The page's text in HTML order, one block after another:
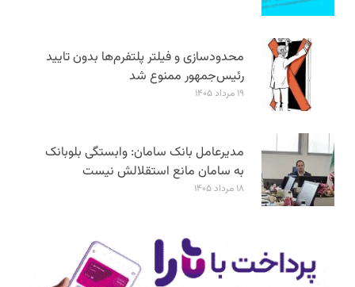
محدودسازی و فیلتر پلتفرم‌ها بدون تایید
رئیس‌جمهور ممنوع شد
۱۹ مرداد ۱۴۰۵
مدیرعامل بانک سامان: وابستگی بلوبانک
به سامان مانع استقلالش نیست
۱۸ مرداد ۱۴۰۵